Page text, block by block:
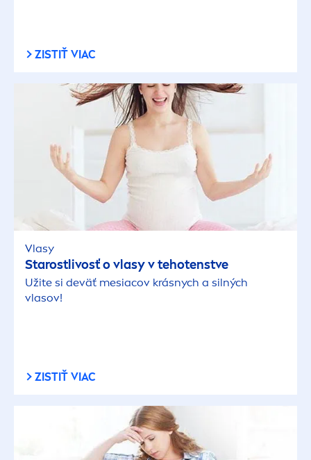
ZISTIŤ VIAC
Vlasy
Starostlivosť o vlasy v tehotenstve
Užite si deväť mesiacov krásnych a silných
vlasov!
ZISTIŤ VIAC